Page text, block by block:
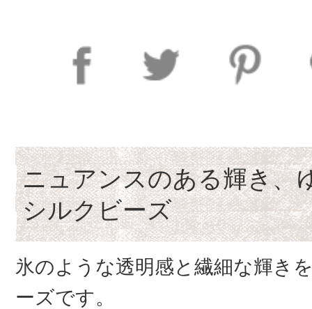
ニュアンスのある輝き、
シルクビーズ
氷のような透明感と繊細な輝き
ーズです。